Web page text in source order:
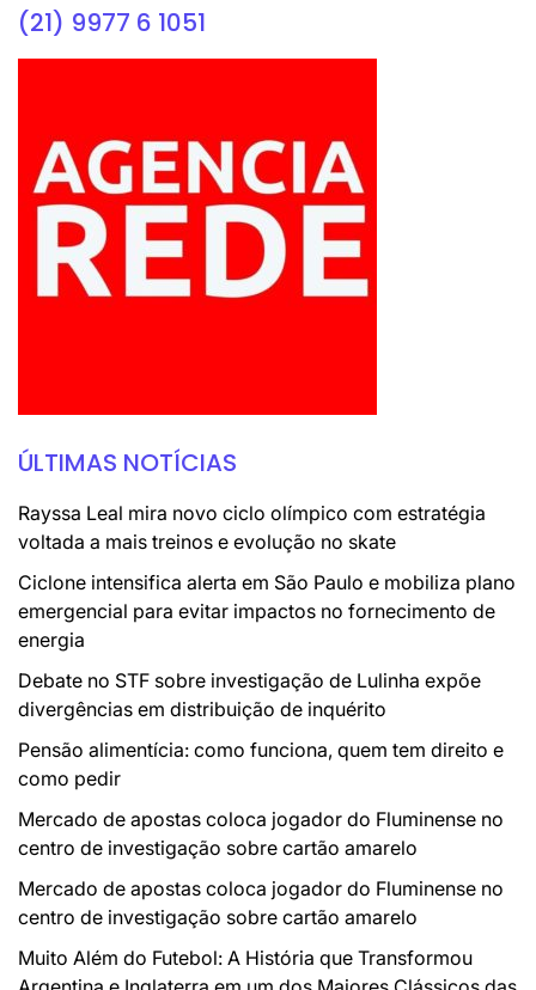
(21) 9977 6 1051
ÚLTIMAS NOTÍCIAS
Rayssa Leal mira novo ciclo olímpico com estratégia
voltada a mais treinos e evolução no skate
Ciclone intensifica alerta em São Paulo e mobiliza plano
emergencial para evitar impactos no fornecimento de
energia
Debate no STF sobre investigação de Lulinha expõe
divergências em distribuição de inquérito
Pensão alimentícia: como funciona, quem tem direito e
como pedir
Mercado de apostas coloca jogador do Fluminense no
centro de investigação sobre cartão amarelo
Mercado de apostas coloca jogador do Fluminense no
centro de investigação sobre cartão amarelo
Muito Além do Futebol: A História que Transformou